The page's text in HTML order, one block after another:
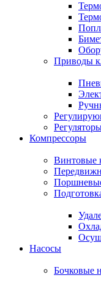
Приводы
Компрессоры
Винтовые
Насосы
Бочковые